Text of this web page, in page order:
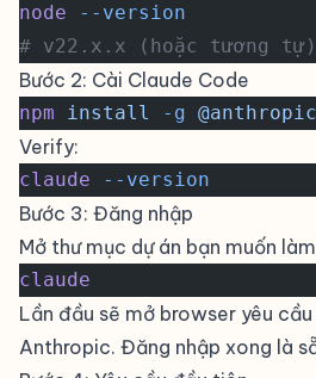
node --version
# v22.x.x (hoặc tương tự)
Bước 2: Cài Claude Code
npm install -g
Verify:
claude --version
Bước 3: Đăng nhập
Mở thư mục dự án bạn muốn
claude
Lần đầu sẽ mở browser yêu
Anthropic. Đăng nhập xong là